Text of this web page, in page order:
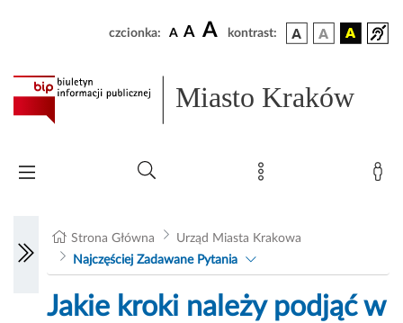
czcionka: A A A kontrast:
Miasto Kraków
Strona Główna
Urząd Miasta Krakowa
Najczęściej Zadawane Pytania
Jakie kroki należy podjąć w